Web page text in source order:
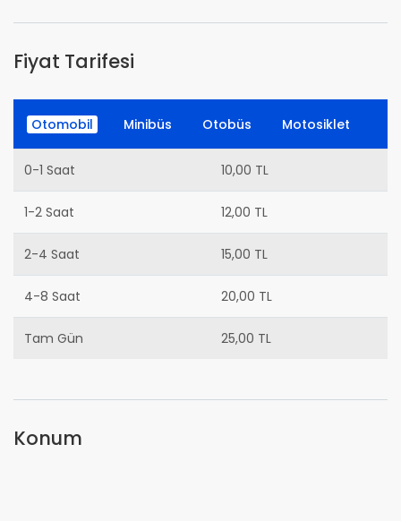
Fiyat Tarifesi
Otomobil Minibüs Otobüs Motosiklet
0-1 Saat 10,00 TL
1-2 Saat 12,00 TL
2-4 Saat 15,00 TL
4-8 Saat 20,00 TL
Tam Gün 25,00 TL
Konum